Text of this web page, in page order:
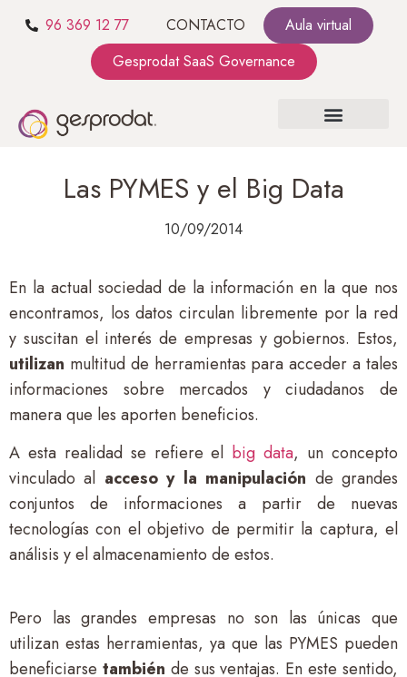
96 369 12 77 CONTACTO
Aula virtual
Gesprodat SaaS Governance
Las PYMES y el Big Data
10/09/2014
En la actual sociedad de la información en la que nos
encontramos, los datos circulan libremente por la red
y suscitan el interés de empresas y gobiernos. Estos,
utilizan multitud de herramientas para acceder a tales
informaciones sobre mercados y ciudadanos de
manera que les aporten beneficios.
A esta realidad se refiere el big data, un concepto
vinculado al acceso y la manipulación de grandes
conjuntos de informaciones a partir de nuevas
tecnologías con el objetivo de permitir la captura, el
análisis y el almacenamiento de estos.
Pero las grandes empresas no son las únicas que
utilizan estas herramientas, ya que las PYMES pueden
beneficiarse también de sus ventajas. En este sentido,